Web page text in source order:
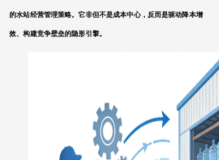
的水站经营管理策略。它非但不是成本中心，反而是驱动降本增
效、构建竞争壁垒的隐形引擎。